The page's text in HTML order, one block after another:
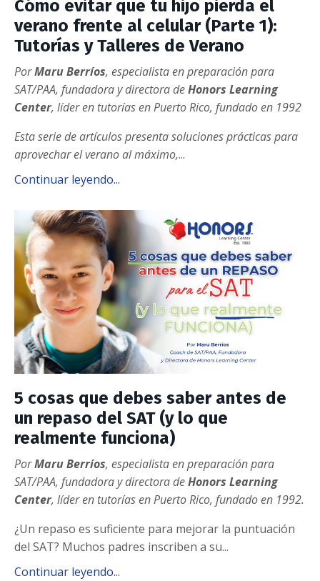
Cómo evitar que tu hijo pierda el
verano frente al celular (Parte 1):
Tutorías y Talleres de Verano
PorMaru Berríos, especialista en preparación para
SAT/PAA, fundadora y directora deHonors Learning
Center, líder en tutorías en Puerto Rico, fundado en 1992
Esta serie de artículos presenta soluciones prácticas para
aprovechar el verano al máximo,...
Continuar leyendo...
5 cosas que debes saber antes de
un repaso del SAT (y lo que
realmente funciona)
PorMaru Berríos, especialista en preparación para
SAT/PAA, fundadora y directora deHonors Learning
Center, líder en tutorías en Puerto Rico, fundado en 1992.
¿Un repaso es suficiente para mejorar la puntuación
del SAT? Muchos padres inscriben a su...
Continuar leyendo...